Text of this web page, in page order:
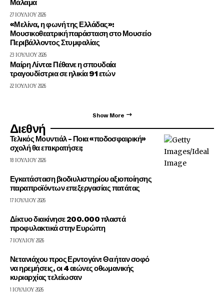
Μάλαμα
27 ΙΟΥΛΊΟΥ 2026
«Μελίνα, η φωνή της Ελλάδας»:
Μουσικοθεατρική παράσταση στο Μουσείο
Περιβάλλοντος Στυμφαλίας
23 ΙΟΥΛΊΟΥ 2026
Μαίρη Λίντα: Πέθανε η σπουδαία
τραγουδίστρια σε ηλικία 91 ετών
22 ΙΟΥΛΊΟΥ 2026
Show More
Διεθνή
Τελικός Μουντιάλ – Ποια «ποδοσφαιρική»
σχολή θα επικρατήσει;
18 ΙΟΥΛΊΟΥ 2026
Εγκατάσταση βιοδιυλιστηρίου αξιοποίησης
παραπροϊόντων επεξεργασίας πατάτας
17 ΙΟΥΛΊΟΥ 2026
Δίκτυο διακίνησε 200.000 πλαστά
προφυλακτικά στην Ευρώπη
7 ΙΟΥΛΊΟΥ 2026
Νετανιάχου προς Ερντογάν: Θα ήταν σοφό
να ηρεμήσεις, οι 4 αιώνες οθωμανικής
κυριαρχίας τελείωσαν
1 ΙΟΥΛΊΟΥ 2026